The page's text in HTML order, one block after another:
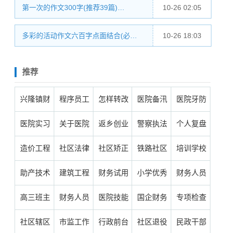
第一次的作文300字(推荐39篇)… 10-26 02:05
多彩的活动作文六百字点面结合(必… 10-26 18:03
推荐
兴隆镇财
政工作总
结(50篇)
…
程序员工
作总结问
题(通用
20…
怎样转改
作风工作
总结(通用
4…
医院备汛
工作总结
(热门15
篇)…
医院牙防
办工作总
结范文
(合…
医院实习
工作总结
200字(通
用…
关于医院
投诉工作
总结(合集
3…
返乡创业
工作总结
个人(实用
4…
警察执法
工作总结
个人(推荐
3…
个人复盘
总结范文
(汇总39
篇)…
造价工程
工作总结
个人(汇总
1…
社区法律
优化整合
工作总结
(…
社区矫正
档案整治
工作总结
(…
铁路社区
工作总结
范文(实用
2…
培训学校
年终总结
范文(必备
6…
助产技术
年终工作
总结(推荐
建筑工程
项目年终
总结范文
财务试用
期转正总
结范文…
小学优秀
班主任工
作总结5
财务人员
试用期总
结范文…
高三班主
任下学期
财务人员
试用期总
医院技能
中心培训
国企财务
年终决算
专项检查
总结报告
社区辖区 市监工作 行政前台 社区退役 民政干部